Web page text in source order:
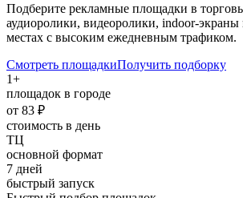
Подберите рекламные площадки в
аудиоролики, видеоролики, indoor-экраны
местах с высоким ежедневным трафиком.
Смотреть площадкиПолучить подборку
1+
площадок в городе
от 83 ₽
стоимость в день
ТЦ
основной формат
7 дней
быстрый запуск